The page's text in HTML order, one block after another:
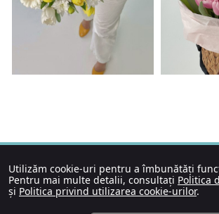
Utilizăm cookie-uri pentru a îmbunătăți
Pentru mai multe detalii, consultați Politica
și Politica privind utilizarea cookie-urilor.